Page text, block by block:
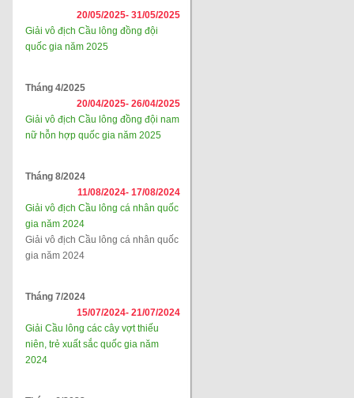
20/05/2025- 31/05/2025
Giải vô địch Cầu lông đồng đội
quốc gia năm 2025
Tháng 4/2025
20/04/2025- 26/04/2025
Giải vô địch Cầu lông đồng đội nam
nữ hỗn hợp quốc gia năm 2025
Tháng 8/2024
11/08/2024- 17/08/2024
Giải vô địch Cầu lông cá nhân quốc
gia năm 2024
Giải vô địch Cầu lông cá nhân quốc
gia năm 2024
Tháng 7/2024
15/07/2024- 21/07/2024
Giải Cầu lông các cây vợt thiếu
niên, trẻ xuất sắc quốc gia năm
2024